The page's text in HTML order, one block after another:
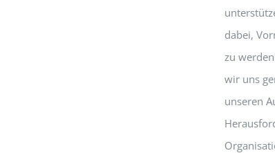
dabei,
zu
wir uns
unseren